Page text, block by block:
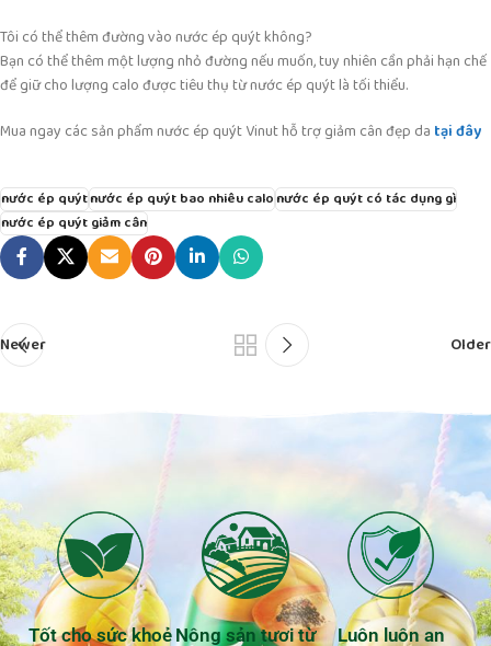
Tôi có thể thêm đường vào nước ép quýt không?
Bạn có thể thêm một lượng nhỏ đường nếu muốn, tuy nhiên cần phải hạn chế
để giữ cho lượng calo được tiêu thụ từ nước ép quýt là tối thiểu.
Mua ngay các sản phẩm nước ép quýt Vinut hỗ trợ giảm cân đẹp da tại đây
nước ép quýtnước ép quýt bao nhiêu calonước ép quýt có tác dụng gì
nước ép quýt giảm cân
Newer Older
Tốt cho sức khoẻ Nông sản tươi từ
Luôn luôn an